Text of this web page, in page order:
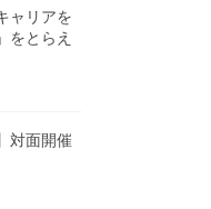
ャリアを
をとらえ
対面開催